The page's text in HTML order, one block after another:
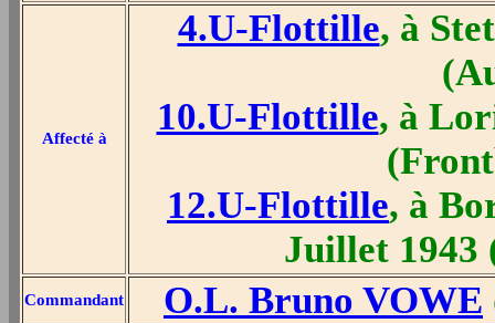
Affecté à
4.U-Flottille, à
10.U-Flottille, à
12.U-Flottille, à
Juillet 1943
Commandant O.L. Bruno VOWE